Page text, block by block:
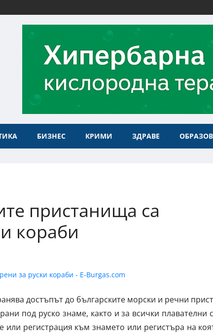
БИЗНЕС КРИМИ ЗДРАВЕ
пристанища са
кораби
достъпът до българските морски и речни
под руско знаме, както и за всички плавателни
или регистрация към знамето или регистъра на